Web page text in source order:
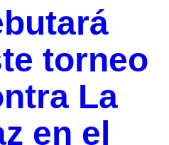
torneo
La
en el